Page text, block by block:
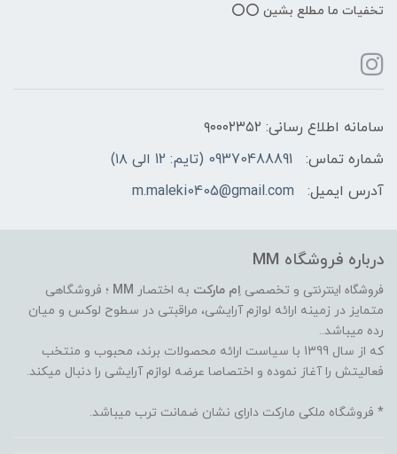
تخفیات ما مطلع بشین ⭕️⭕️
سامانه اطلاع رسانی: ۹۰۰۰۲۳۵۲
شماره تماس:
09370488891 (تایم: 12 الی ۱۸)
آدرس ایمیل:
m.maleki0405@gmail.com
درباره فروشگاه MM
فروشگاه اینترنتی و تخصصی اِم مارکت به اختصار MM ؛ فروشگاهی
متمایز در زمینه ارائه لوازم آرایشی، مراقبتی در سطوح لوکس و میان
رده میباشد..
که از سال 1399 با سیاست ارائه محصولات برند، محبوب و منتخب
فعالیتش را آغاز نموده و اختصاصا عرضه لوازم آرایشی را دنبال میکند.
* فروشگاه ملکی مارکت دارای نشان ضمانت ترب میباشد.